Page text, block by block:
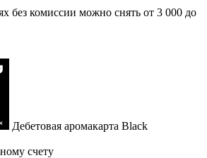
без комиссии можно снять от 3 000 до
Дебетовая аромакарта Black
счету